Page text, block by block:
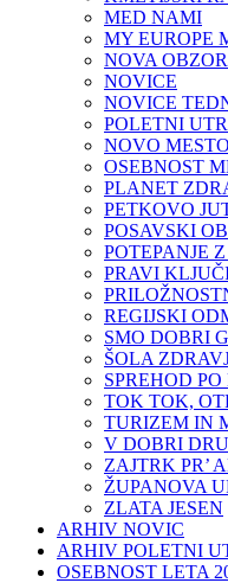
MED NAMI
MY EUROPE
NOVA
NOVICE
NOVICE
POLETNI
NOVO
OSEBNOST
PLANET
PETKOVO
POSAVSKI
POTEPANJE
PRAVI
REGIJSKI
SMO DOBRI
ŠOLA
SPREHOD
TOK TOK,
TURIZEM IN
V DOBRI
ZAJTRK PR’
ŽUPANOVA
ZLATA JESEN
ARHIV NOVIC
ARHIV POLETNI
OSEBNOST LETA